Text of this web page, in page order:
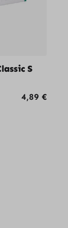
S
4,89€